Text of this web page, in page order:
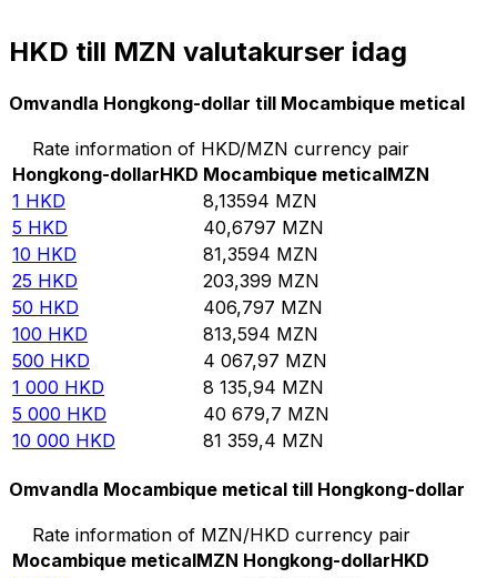
HKD till MZN valutakurser idag
Omvandla Hongkong-dollar till Mocambique metical
Rate information of HKD/MZN currency pair
Hongkong-dollarHKD Mocambique meticalMZN
1 HKD 8,13594 MZN
5 HKD 40,6797 MZN
10 HKD 81,3594 MZN
25 HKD 203,399 MZN
50 HKD 406,797 MZN
100 HKD 813,594 MZN
500 HKD 4 067,97 MZN
1 000 HKD 8 135,94 MZN
5 000 HKD 40 679,7 MZN
10 000 HKD 81 359,4 MZN
Omvandla Mocambique metical till Hongkong-dollar
Rate information of MZN/HKD currency pair
Mocambique meticalMZN Hongkong-dollarHKD